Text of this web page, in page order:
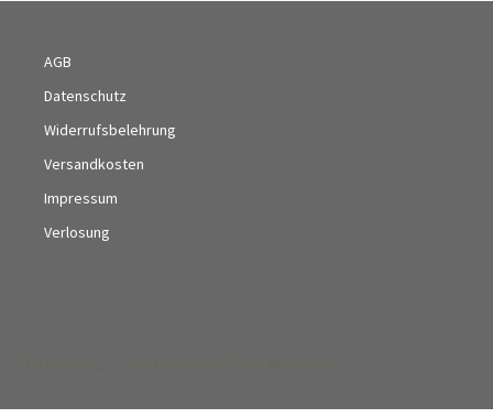
AGB
Datenschutz
Widerrufsbelehrung
Versandkosten
Impressum
Verlosung